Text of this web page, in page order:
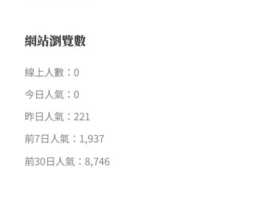
網站瀏覽數
線上人數：0
今日人氣：0
昨日人氣：221
前7日人氣：1,937
前30日人氣：8,746